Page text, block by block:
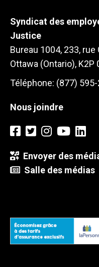
Syndicat des
Justice
Bureau 1004, 233, rue
Ottawa (Ontario), K2P
Téléphone: (877)
Nous joindre
Envoyer des
Salle des médias